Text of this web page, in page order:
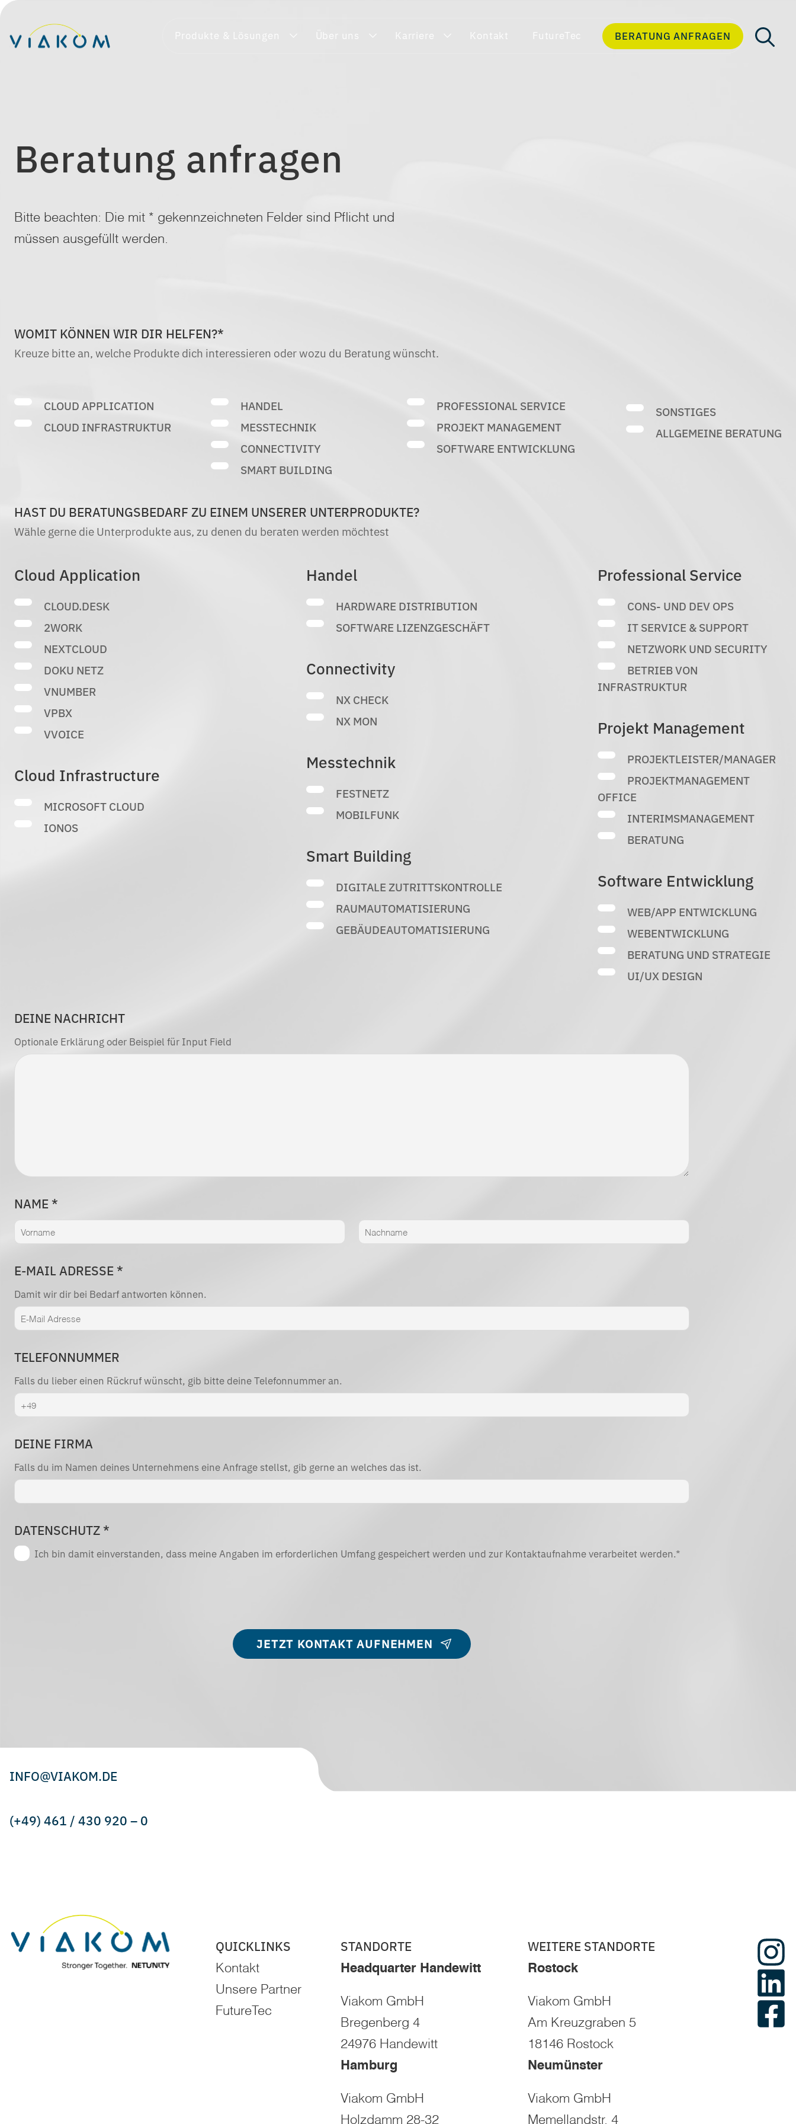
Zum
Inhalt
springen
Produkte & Lösungen Über uns Karriere Kontakt FutureTec BERATUNG ANFRAGEN
Beratung anfragen
Bitte beachten: Die mit * gekennzeichneten Felder sind Pflicht und
müssen ausgefüllt werden.
WOMIT KÖNNEN WIR DIR HELFEN?*
Kreuze bitte an, welche Produkte dich interessieren oder wozu du Beratung wünscht.
CLOUD APPLICATION
CLOUD INFRASTRUKTUR
HANDEL
MESSTECHNIK
CONNECTIVITY
SMART BUILDING
PROFESSIONAL SERVICE
PROJEKT MANAGEMENT
SOFTWARE ENTWICKLUNG
SONSTIGES
ALLGEMEINE BERATUNG
HAST DU BERATUNGSBEDARF ZU EINEM UNSERER UNTERPRODUKTE?
Wähle gerne die Unterprodukte aus, zu denen du beraten werden möchtest
Cloud Application
CLOUD.DESK
2WORK
NEXTCLOUD
DOKU NETZ
VNUMBER
VPBX
VVOICE
Cloud Infrastructure
MICROSOFT CLOUD
IONOS
Handel
HARDWARE DISTRIBUTION
SOFTWARE LIZENZGESCHÄFT
Connectivity
NX CHECK
NX MON
Messtechnik
FESTNETZ
MOBILFUNK
Smart Building
DIGITALE ZUTRITTSKONTROLLE
RAUMAUTOMATISIERUNG
GEBÄUDEAUTOMATISIERUNG
Professional Service
CONS- UND DEV OPS
IT SERVICE & SUPPORT
NETZWORK UND SECURITY
BETRIEB VON
INFRASTRUKTUR
Projekt Management
PROJEKTLEISTER/MANAGER
PROJEKTMANAGEMENT
OFFICE
INTERIMSMANAGEMENT
BERATUNG
Software Entwicklung
WEB/APP ENTWICKLUNG
WEBENTWICKLUNG
BERATUNG UND STRATEGIE
UI/UX DESIGN
DEINE NACHRICHT
Optionale Erklärung oder Beispiel für Input Field
NAME *
E-MAIL ADRESSE *
Damit wir dir bei Bedarf antworten können.
TELEFONNUMMER
Falls du lieber einen Rückruf wünscht, gib bitte deine Telefonnummer an.
DEINE FIRMA
Falls du im Namen deines Unternehmens eine Anfrage stellst, gib gerne an welches das ist.
DATENSCHUTZ *
Ich bin damit einverstanden, dass meine Angaben im erforderlichen Umfang gespeichert werden und zur Kontaktaufnahme verarbeitet werden.*
JETZT KONTAKT AUFNEHMEN
INFO@VIAKOM.DE
(+49) 461 / 430 920 – 0
QUICKLINKS
Kontakt
Unsere Partner
FutureTec
STANDORTE
Headquarter Handewitt
Viakom GmbH
Bregenberg 4
24976 Handewitt
Hamburg
Viakom GmbH
Holzdamm 28-32
WEITERE STANDORTE
Rostock
Viakom GmbH
Am Kreuzgraben 5
18146 Rostock
Neumünster
Viakom GmbH
Memellandstr. 4